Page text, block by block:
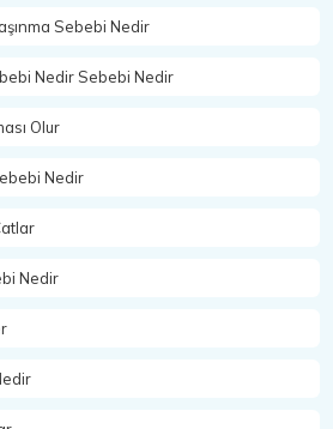
Sebebi Nedir
Nedir Sebebi Nedir
Olur
Nedir
Nedir